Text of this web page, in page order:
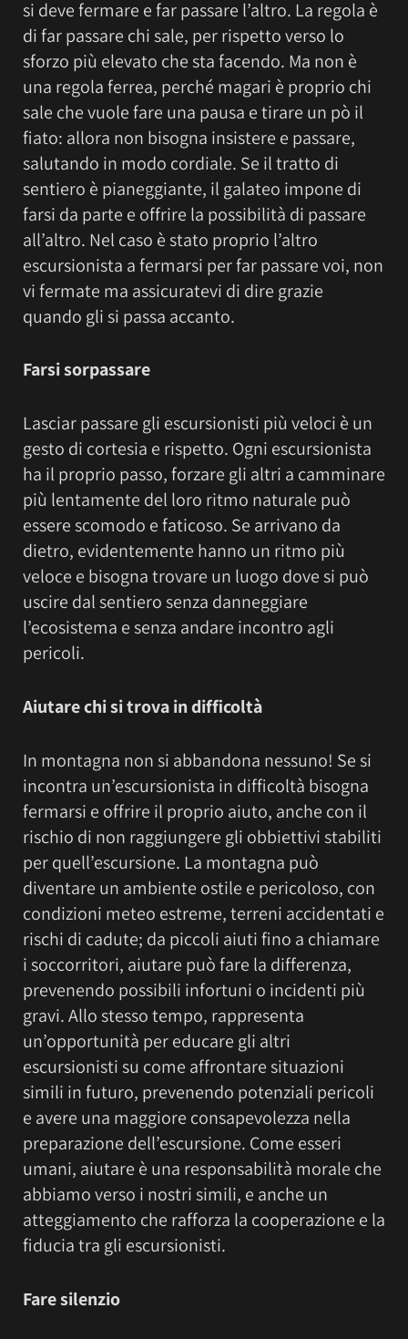
si deve fermare e far passare l’altro. La regola è
di far passare chi sale, per rispetto verso lo
sforzo più elevato che sta facendo. Ma non è
una regola ferrea, perché magari è proprio chi
sale che vuole fare una pausa e tirare un pò il
fiato: allora non bisogna insistere e passare,
salutando in modo cordiale. Se il tratto di
sentiero è pianeggiante, il galateo impone di
farsi da parte e offrire la possibilità di passare
all’altro. Nel caso è stato proprio l’altro
escursionista a fermarsi per far passare voi, non
vi fermate ma assicuratevi di dire grazie
quando gli si passa accanto.
Farsi sorpassare
Lasciar passare gli escursionisti più veloci è un
gesto di cortesia e rispetto. Ogni escursionista
ha il proprio passo, forzare gli altri a camminare
più lentamente del loro ritmo naturale può
essere scomodo e faticoso. Se arrivano da
dietro, evidentemente hanno un ritmo più
veloce e bisogna trovare un luogo dove si può
uscire dal sentiero senza danneggiare
l’ecosistema e senza andare incontro agli
pericoli.
Aiutare chi si trova in difficoltà
In montagna non si abbandona nessuno! Se si
incontra un’escursionista in difficoltà bisogna
fermarsi e offrire il proprio aiuto, anche con il
rischio di non raggiungere gli obbiettivi stabiliti
per quell’escursione. La montagna può
diventare un ambiente ostile e pericoloso, con
condizioni meteo estreme, terreni accidentati e
rischi di cadute; da piccoli aiuti fino a chiamare
i soccorritori, aiutare può fare la differenza,
prevenendo possibili infortuni o incidenti più
gravi. Allo stesso tempo, rappresenta
un’opportunità per educare gli altri
escursionisti su come affrontare situazioni
simili in futuro, prevenendo potenziali pericoli
e avere una maggiore consapevolezza nella
preparazione dell’escursione. Come esseri
umani, aiutare è una responsabilità morale che
abbiamo verso i nostri simili, e anche un
atteggiamento che rafforza la cooperazione e la
fiducia tra gli escursionisti.
Fare silenzio